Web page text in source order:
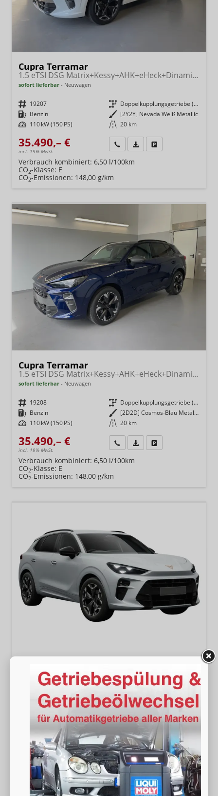
Cupra Terramar
1.5 eTSI DSG Matrix+Kessy+AHK+eHeck+Dinamica+CarPlay+eHeck+GV5
sofort lieferbar Neuwagen
Fahrzeugnr. 19207 Getriebe
Doppelkupplungsgetriebe (DSG)
Kraftstoff Benzin Außenfarbe [2Y2Y] Nevada Weiß Metallic
Leistung 110 kW (150 PS) Kilometerstand 20 km
35.490,– €
incl. 19% MwSt.
Wir rufen Sie anFahrzeugexposé (PDF)
Verbrauch kombiniert: 6,50 l/100km
CO2-Klasse: E
CO2-Emissionen: 148,00 g/km
Cupra Terramar
1.5 eTSI DSG Matrix+Kessy+AHK+eHeck+Dinamica+CarPlay+eHeck+GV5
sofort lieferbar Neuwagen
Fahrzeugnr. 19208 Getriebe
Doppelkupplungsgetriebe (DSG)
Kraftstoff Benzin Außenfarbe
[2D2D] Cosmos-Blau Metallic
Leistung 110 kW (150 PS) Kilometerstand 20 km
35.490,– €
incl. 19% MwSt.
Wir rufen Sie anFahrzeugexposé (PDF)
Verbrauch kombiniert: 6,50 l/100km
CO2-Klasse: E
CO2-Emissionen: 148,00 g/km
1.5 eTSI DSG Matrix+Kessy+AHK+eHeck+Dinamica+CarPlay+eHeck+GV5
unverbindliche Lieferzeit:15.12.2026 Neuwagen
19544 Getriebe
Doppelkupplungsgetriebe (DSG)
110 kW (150 PS) Kilometerstand 20 km
35.490,– €
incl. 19% MwSt.
Wir rufen Sie an
Fahrzeugexposé (PDF)
Fahrzeug parken
Verbrauch kombiniert:6,50 l/100km
2-Klasse: E
2-Emissionen:148,00 g/km